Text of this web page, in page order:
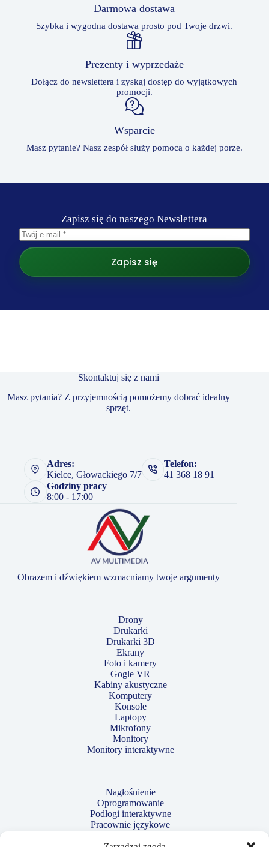
Darmowa dostawa
Szybka i wygodna dostawa prosto pod Twoje drzwi.
Prezenty i wyprzedaże
Dołącz do newslettera i zyskaj dostęp do wyjątkowych
promocji.
Wsparcie
Masz pytanie? Nasz zespół służy pomocą o każdej porze.
Zapisz się do naszego Newslettera
Zapisz się
Skontaktuj się z nami
Masz pytania? Z przyjemnością pomożemy dobrać idealny
sprzęt.
Adres:
Kielce, Głowackiego 7/7
Telefon:
41 368 18 91
Godziny pracy
8:00 - 17:00
Obrazem i dźwiękiem wzmacniamy twoje argumenty
Drony
Drukarki
Drukarki 3D
Ekrany
Foto i kamery
Gogle VR
Kabiny akustyczne
Komputery
Konsole
Laptopy
Mikrofony
Monitory
Monitory interaktywne
Nagłośnienie
Oprogramowanie
Podłogi interaktywne
Pracownie językowe